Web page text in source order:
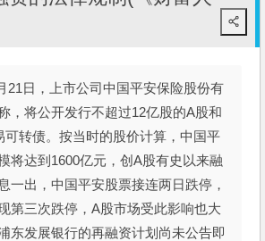
21日，上市公司中国平安保险股份有
，将公开发行不超过12亿股的A股和
可转债。按当时的股价计算，中国平
将达到1600亿元，创A股有史以来融
一出，中国平安股票接连两日跌停，
第三次跌停，A股市场受此影响也大
东发展银行的再融资计划尚未公告即